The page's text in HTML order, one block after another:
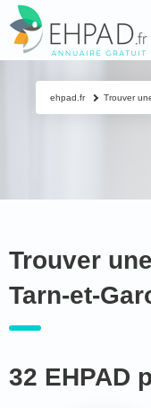
Trouver
Tarn-et-
32 EHPAD
ehpad.fr Trouver